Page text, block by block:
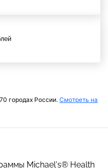
городах России. Смотреть на
Michael's® Health